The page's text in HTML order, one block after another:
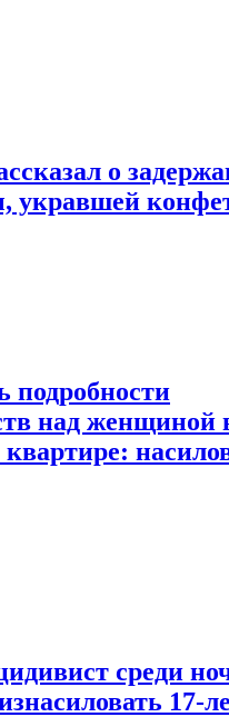
о
укравшей
подробности
над женщиной
среди
17-